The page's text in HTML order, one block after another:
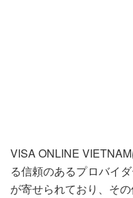
VISA ONLINE
る信頼のあるプロバイ
が寄せられており、その